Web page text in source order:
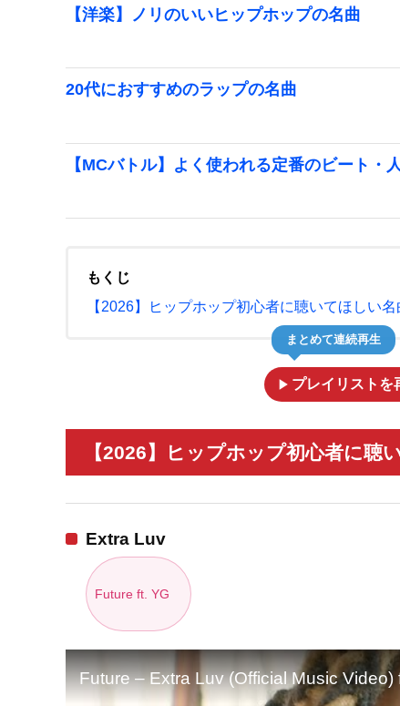
【洋楽】ノリのいいヒップホップの名曲
20代におすすめのラップの名曲
【MCバトル】よく使われる定番のビート・
もくじ
【2026】ヒップホップ初心者に聴いてほしい
play_arrow プレイリストを
まとめて連続再生
【2026】ヒップホップ初心者に聴
Extra Luv
Future ft. YG
Future – Extra Luv (Official Music Video)